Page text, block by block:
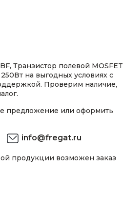
Транзистор полевой MOSFET
на выгодных условиях с
Проверим наличие,
предложение или оформить
info@fregat.ru
продукции возможен заказ